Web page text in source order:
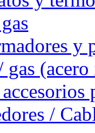
y
gas
/